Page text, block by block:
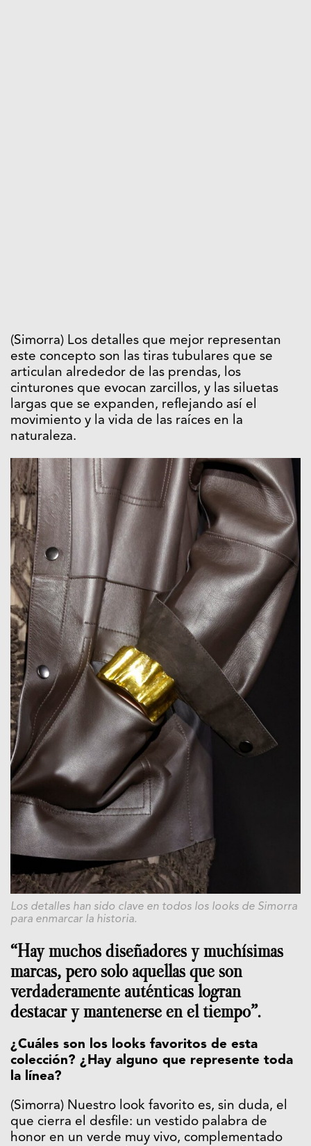
(Simorra) Los detalles que mejor representan
este concepto son las tiras tubulares que se
articulan alrededor de las prendas, los
cinturones que evocan zarcillos, y las siluetas
largas que se expanden, reflejando así el
movimiento y la vida de las raíces en la
naturaleza.
Los detalles han sido clave en todos los looks de Simorra
para enmarcar la historia.
“Hay muchos diseñadores y muchísimas
marcas, pero solo aquellas que son
verdaderamente auténticas logran
destacar y mantenerse en el tiempo”.
¿Cuáles son los looks favoritos de esta
colección? ¿Hay alguno que represente toda
la línea?
(Simorra) Nuestro look favorito es, sin duda, el
que cierra el desfile: un vestido palabra de
honor en un verde muy vivo, complementado